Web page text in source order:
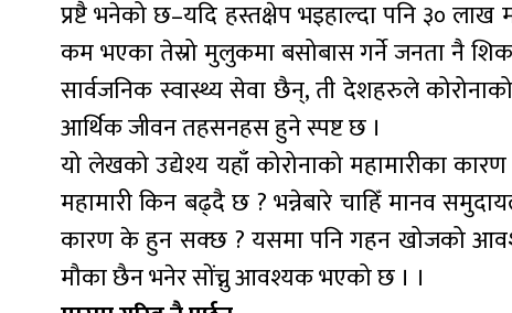
प्रष्टै भनेको छ–यदि हस्तक्षेप भइहाल्दा पनि ३०
कम भएका तेस्रो मुलुकमा बसोबास गर्ने जनता नै
सार्वजनिक स्वास्थ्य सेवा छैन्, ती देशहरुले
आर्थिक जीवन तहसनहस हुने स्पष्ट छ ।
यो लेखको उद्येश्य यहाँ कोरोनाको महामारीका
महामारी किन बढ्दै छ ? भन्नेबारे चाहिँ मानव
कारण के हुन सक्छ ? यसमा पनि गहन खोजको
मौका छैन भनेर सोंच्नु आवश्यक भएको छ । ।